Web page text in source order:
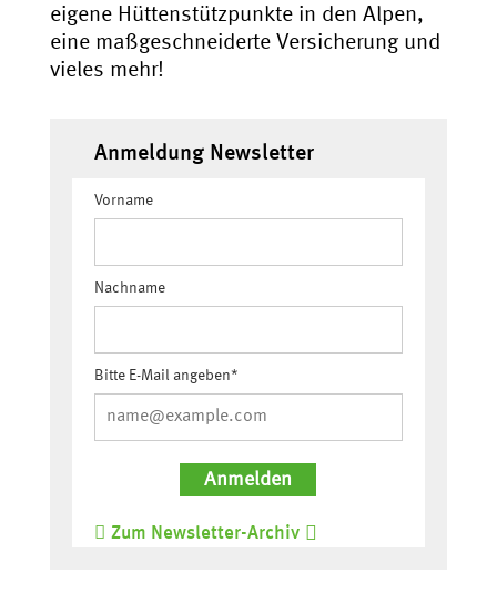
eigene Hüttenstützpunkte in den Alpen,
eine maßgeschneiderte Versicherung und
vieles mehr!
Anmeldung Newsletter
Vorname
Nachname
Bitte E-Mail angeben*
Anmelden
Zum Newsletter-Archiv